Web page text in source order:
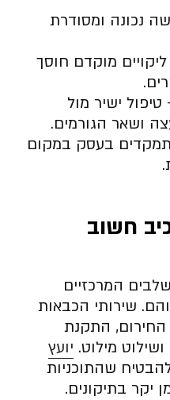
נכונה ומסודרת
מוקדם חוסך
טיפול ישיר מול
ושאר הגורמים.
בעסק במקום
חשוב
המרכזיים
שירותי הכבאות
החירום, התקנת
מילוט. יועץ
שהתוכניות
יקר בתיקונים.